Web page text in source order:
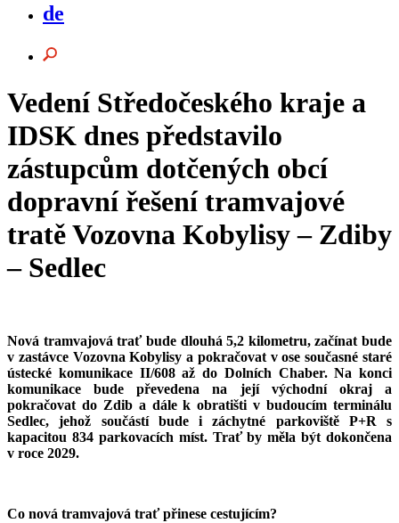
de
Vedení Středočeského kraje a
IDSK dnes představilo
zástupcům dotčených obcí
dopravní řešení tramvajové
tratě Vozovna Kobylisy – Zdiby
– Sedlec
Nová tramvajová trať bude dlouhá 5,2 kilometru, začínat bude
v zastávce Vozovna Kobylisy a pokračovat v ose současné staré
ústecké komunikace II/608 až do Dolních Chaber. Na konci
komunikace bude převedena na její východní okraj a
pokračovat do Zdib a dále k obratišti v budoucím terminálu
Sedlec, jehož součástí bude i záchytné parkoviště P+R s
kapacitou 834 parkovacích míst. Trať by měla být dokončena
v roce 2029.
Co nová tramvajová trať přinese cestujícím?